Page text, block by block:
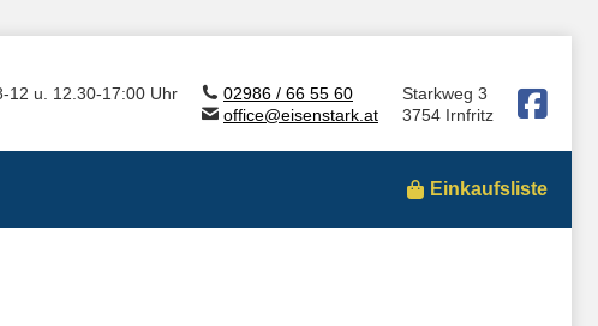
12 u. 12.30-17:00 Uhr
02986 / 66 55 60
office@eisenstark.at
Starkweg 3
3754 Irnfritz
Einkaufsliste